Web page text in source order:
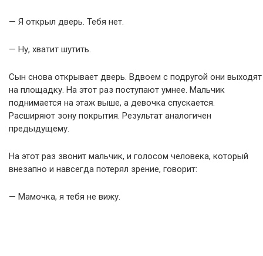
— Я открыл дверь. Тебя нет.
— Ну, хватит шутить.
Сын снова открывает дверь. Вдвоем с подругой они выходят
на площадку. На этот раз поступают умнее. Мальчик
поднимается на этаж выше, а девочка спускается.
Расширяют зону покрытия. Результат аналогичен
предыдущему.
На этот раз звонит мальчик, и голосом человека, который
внезапно и навсегда потерял зрение, говорит:
— Мамочка, я тебя не вижу.